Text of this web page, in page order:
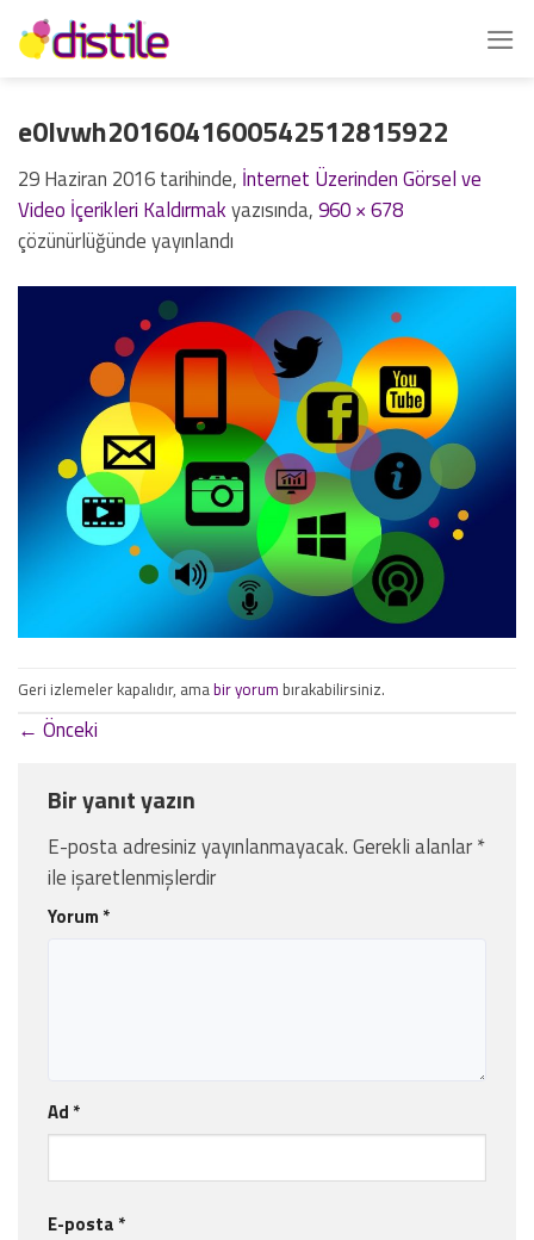
İçeriğe
atla
e0lvwh2016041600542512815922
29 Haziran 2016tarihinde, İnternet Üzerinden Görsel ve
Video İçerikleri Kaldırmakyazısında,960 × 678
çözünürlüğünde yayınlandı
Geri izlemeler kapalıdır, amabir yorum bırakabilirsiniz.
← Önceki
Bir yanıt yazın
E-posta adresiniz yayınlanmayacak.Gerekli alanlar*
ile işaretlenmişlerdir
Yorum *
Ad *
E-posta *